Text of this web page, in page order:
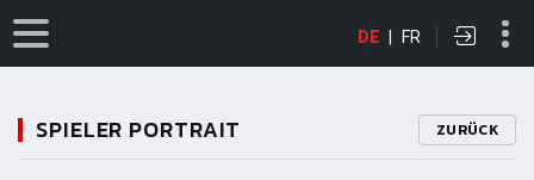
DE | FR
SPIELER PORTRAIT ZURÜCK